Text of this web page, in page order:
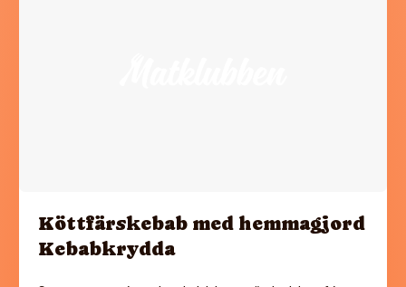
Köttfärskebab med hemmagjord
Kebabkrydda